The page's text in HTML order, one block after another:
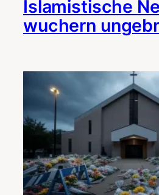
Islamistische
wuchern